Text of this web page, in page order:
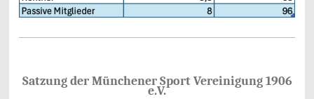
Satzung der Münchener Sport Vereinigung 1906
e.V.